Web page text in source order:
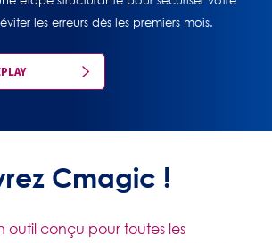
les erreurs dès les premiers mois.
Cmagic !
outil conçu pour toutes les